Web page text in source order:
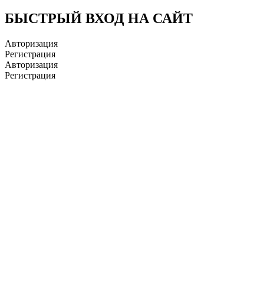
БЫСТРЫЙ ВХОД НА САЙТ
Авторизация
Регистрация
Авторизация
Регистрация